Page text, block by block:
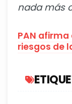
nada más
PAN
riesgos de